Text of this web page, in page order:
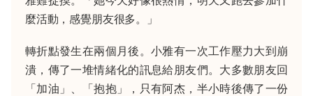
麼活動，感覺朋友很多。」
轉折點發生在兩個月後。小雅有一次工作壓力大到崩
潰，傳了一堆情緒化的訊息給朋友們。大多數朋友回
「加油」、「抱抱」，只有阿杰，半小時後傳了一份